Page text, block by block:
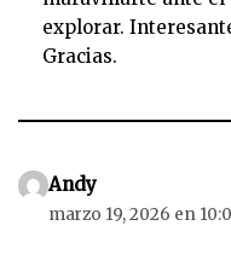
explorar.
Gracias.
Andy
marzo 19, 2026 en